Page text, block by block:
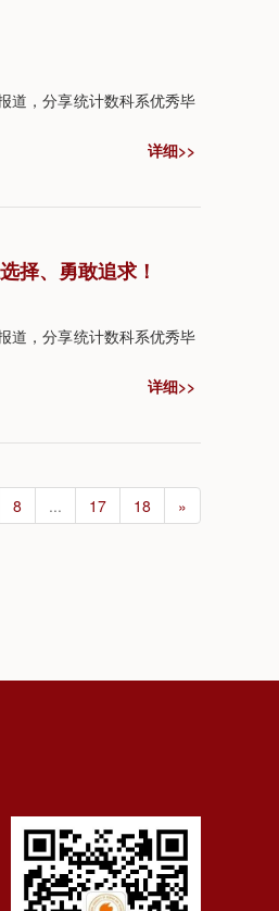
道，分享统计数科系优秀毕
详细>>
择、勇敢追求！
道，分享统计数科系优秀毕
详细>>
8 ... 17 18 »